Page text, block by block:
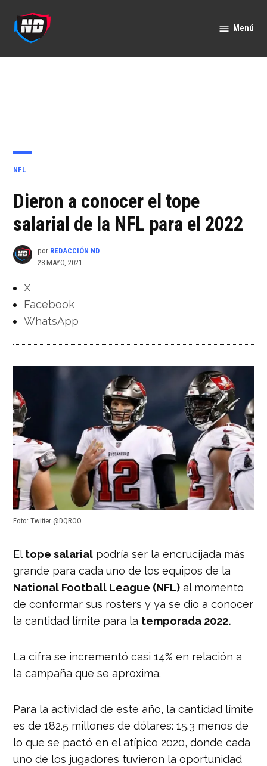
contenido
Menú
PUBLICADO
NFL
Dieron a conocer el tope
salarial de la NFL para el 2022
por REDACCIÓN ND
28 MAYO, 2021
X
Facebook
WhatsApp
Foto: Twitter @DQROO
El tope salarial podría ser la encrucijada más
grande para cada uno de los equipos de la
National Football League (NFL) al momento
de conformar sus rosters y ya se dio a conocer
la cantidad límite para la temporada 2022.
La cifra se incrementó casi 14% en relación a
la campaña que se aproxima.
Para la actividad de este año, la cantidad límite
es de 182.5 millones de dólares: 15.3 menos de
lo que se pactó en el atípico 2020, donde cada
uno de los jugadores tuvieron la oportunidad